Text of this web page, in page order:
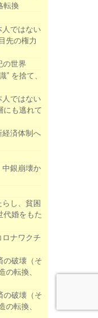
転換
人ではない
先の権力
の世界
” を捨て、
人ではない
も逃れて
経済体制へ
中銀崩壊か
し、貧困
婚をもた
ロナワクチ
の破壊（そ
の転換、
の破壊（そ
の転換、